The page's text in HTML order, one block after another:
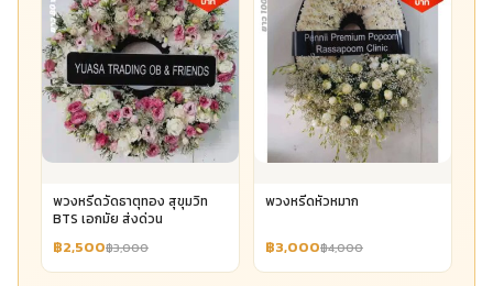
พวงหรีดวัดธาตุทอง สุขุมวิท
BTS เอกมัย ส่งด่วน
฿2,500฿3,000
พวงหรีดหัวหมาก
฿3,000฿4,000